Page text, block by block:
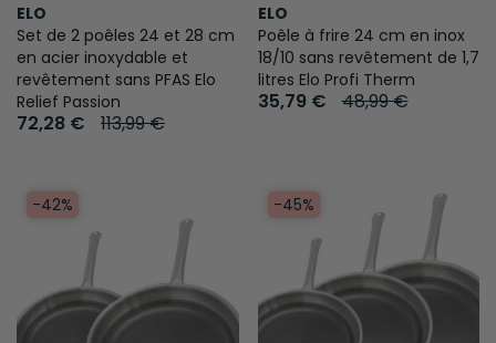
ELO
Set de 2 poêles 24 et 28 cm
en acier inoxydable et
revêtement sans PFAS Elo
Relief Passion
72,28 € 113,99 €
ELO
Poêle à frire 24 cm en inox
18/10 sans revêtement de 1,7
litres Elo Profi Therm
35,79 € 48,99 €
-42% -45%